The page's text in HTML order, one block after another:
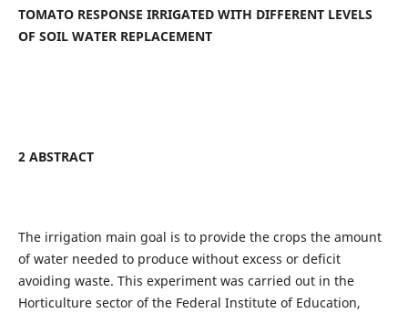
TOMATO RESPONSE IRRIGATED WITH DIFFERENT LEVELS
OF SOIL WATER REPLACEMENT
2 ABSTRACT
The irrigation main goal is to provide the crops the amount
of water needed to produce without excess or deficit
avoiding waste. This experiment was carried out in the
Horticulture sector of the Federal Institute of Education,